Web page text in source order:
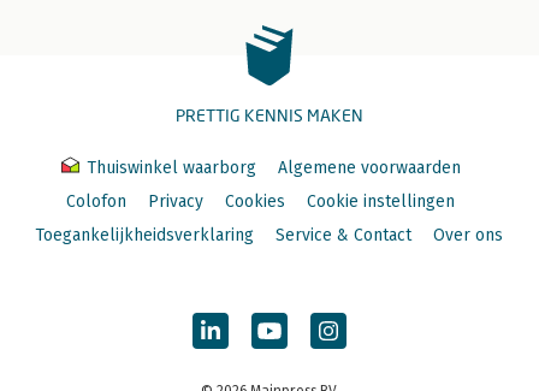
PRETTIG KENNIS MAKEN
Thuiswinkel waarborg
Algemene voorwaarden
Colofon
Privacy Cookies
Cookie instellingen
Toegankelijkheidsverklaring
Service & Contact Over ons